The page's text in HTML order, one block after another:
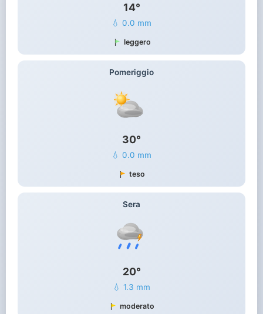
14°
💧 0.0 mm
leggero
Pomeriggio
30°
💧 0.0 mm
teso
Sera
20°
💧 1.3 mm
moderato